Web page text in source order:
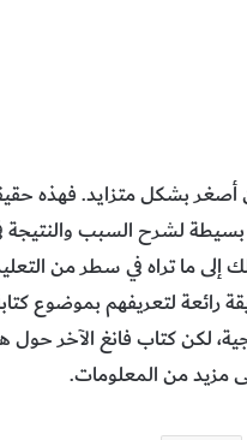
أصغر بشكل متزايد. فهذه
لشرح السبب والنتيجة
إلى ما تراه في سطر من
رائعة لتعريفهم بموضوع
لكن كتاب فانغ الآخر حول